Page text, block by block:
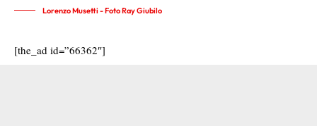
Lorenzo Musetti - Foto Ray Giubilo
[the_ad id=”66362″]